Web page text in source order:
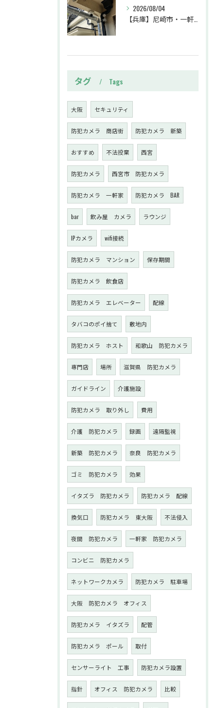
2026/08/04
タグ Tags
大阪 セキュリティ
防犯カメラ 商店街 防犯カメラ 新築
おすすめ 不法投棄 西宮
防犯カメラ 西宮市 防犯カメラ
防犯カメラ 一軒家 防犯カメラ BAR
bar 飲み屋 カメラ ラウンジ
IPカメラ wifi接続
防犯カメラ マンション 保存期間
防犯カメラ 飲食店
防犯カメラ エレベーター 配線
タバコのポイ捨て 敷地内
防犯カメラ ホスト 和歌山 防犯カメラ
専門店 場所 滋賀県 防犯カメラ
ガイドライン 介護施設
防犯カメラ 取り外し 費用
介護 防犯カメラ 録画 遠隔監視
新築 防犯カメラ 奈良 防犯カメラ
ゴミ 防犯カメラ 効果
イタズラ 防犯カメラ 防犯カメラ 配線
換気口 防犯カメラ 東大阪 不法侵入
夜間 防犯カメラ 一軒家 防犯カメラ
コンビニ 防犯カメラ
ネットワークカメラ 防犯カメラ 駐車場
大阪 防犯カメラ オフィス
防犯カメラ イタズラ 配管
防犯カメラ ポール 取付
センサーライト 工事 防犯カメラ設置
指針 オフィス 防犯カメラ 比較